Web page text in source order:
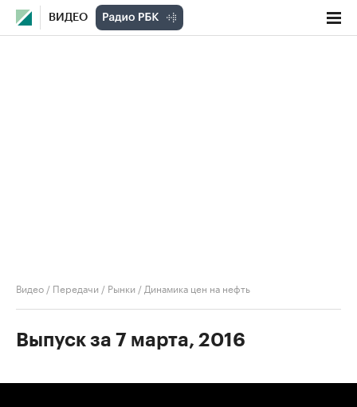
ВИДЕО
Видео / Передачи / Рынки / Динамика цен на нефть
Выпуск за 7 марта, 2016